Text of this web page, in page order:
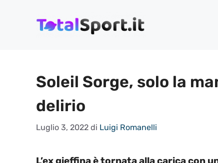
Soleil Sorge, solo la
delirio
Luglio 3, 2022 di Luigi Romanelli